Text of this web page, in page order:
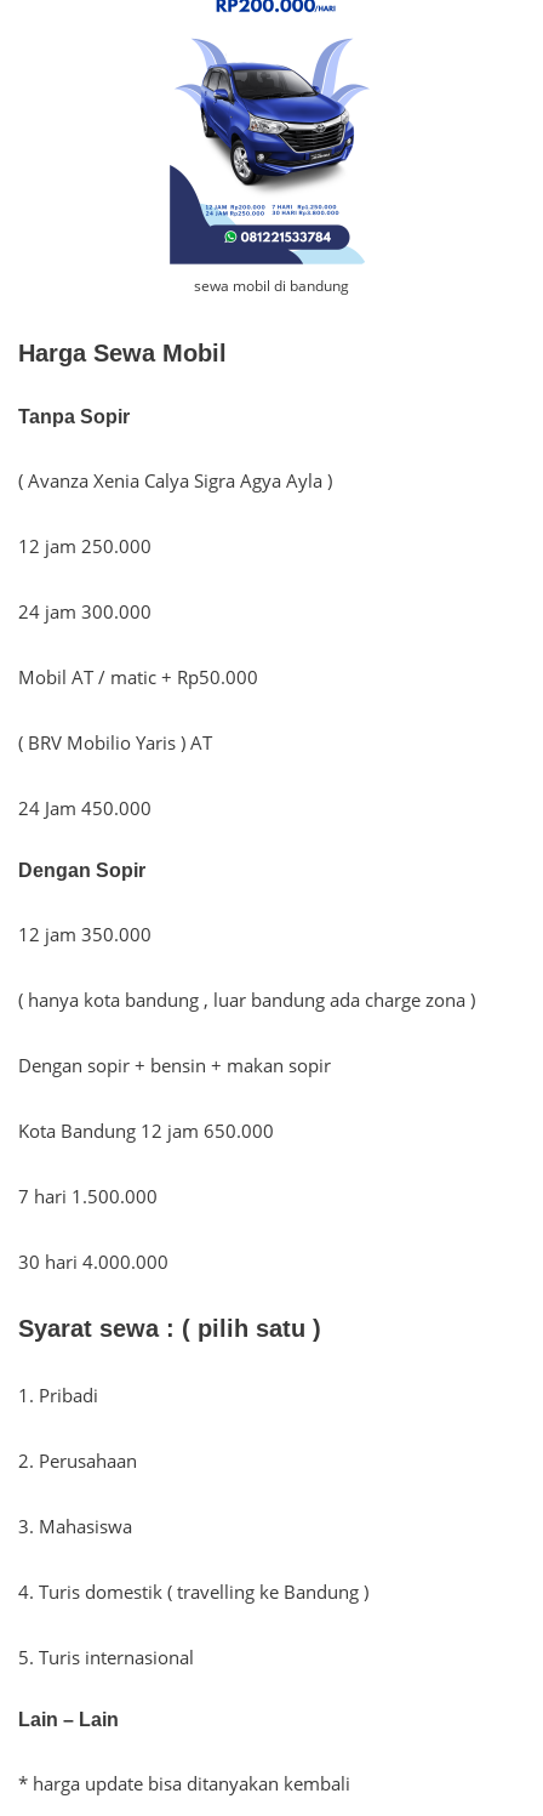
sewa mobil di bandung
Harga Sewa Mobil
Tanpa Sopir
( Avanza Xenia Calya Sigra Agya Ayla )
12 jam 250.000
24 jam 300.000
Mobil AT / matic + Rp50.000
( BRV Mobilio Yaris ) AT
24 Jam 450.000
Dengan Sopir
12 jam 350.000
( hanya kota bandung , luar bandung ada charge zona )
Dengan sopir + bensin + makan sopir
Kota Bandung 12 jam 650.000
7 hari 1.500.000
30 hari 4.000.000
Syarat sewa : ( pilih satu )
1. Pribadi
2. Perusahaan
3. Mahasiswa
4. Turis domestik ( travelling ke Bandung )
5. Turis internasional
Lain – Lain
* harga update bisa ditanyakan kembali